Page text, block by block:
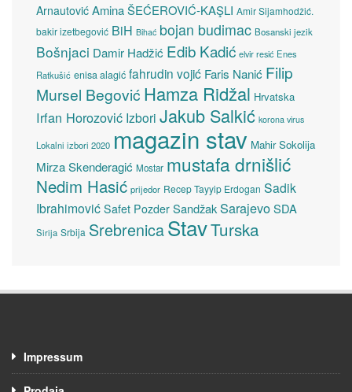
Arnautović Amina ŠEĆEROVIĆ-KAŞLI Amir Sijamhodžić.
bakir izetbegović BiH Bihać bojan budimac Bosanski jezik
Bošnjaci Damir Hadžić Edib Kadić elvir resić Enes
Ratkušić enisa alagić fahrudin vojić Faris Nanić Filip
Mursel Begović Hamza Ridžal Hrvatska
Irfan Horozović Izbori Jakub Salkić korona virus
Lokalni izbori 2020 magazin stav Mahir Sokolija
Mirza Skenderagić Mostar mustafa drnišlić
Nedim Hasić prijedor Recep Tayyip Erdogan Sadik
Ibrahimović Safet Pozder SandžakSarajevoSDA
Sirija Srbija SrebrenicaStavTurska
Impressum